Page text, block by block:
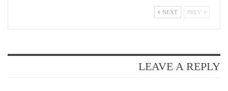
NEXT
LEAVE A REPLY